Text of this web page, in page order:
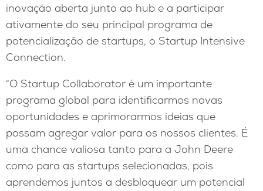
inovação aberta junto ao hub e a participar
ativamente do seu principal programa de
potencialização de startups, o Startup Intensive
Connection.
“O Startup Collaborator é um importante
programa global para identificarmos novas
oportunidades e aprimorarmos ideias que
possam agregar valor para os nossos clientes. É
uma chance valiosa tanto para a John Deere
como para as startups selecionadas, pois
aprendemos juntos a desbloquear um potencial